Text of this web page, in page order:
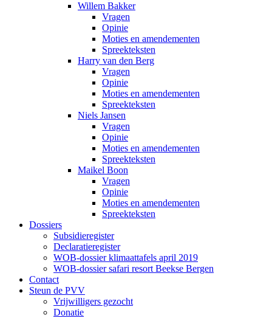
Willem Bakker
Vragen
Opinie
Moties en amendementen
Spreekteksten
Harry van den Berg
Vragen
Opinie
Moties en amendementen
Spreekteksten
Niels Jansen
Vragen
Opinie
Moties en amendementen
Spreekteksten
Maikel Boon
Vragen
Opinie
Moties en amendementen
Spreekteksten
Dossiers
Subsidieregister
Declaratieregister
WOB-dossier klimaattafels april 2019
WOB-dossier safari resort Beekse Bergen
Contact
Steun de PVV
Vrijwilligers gezocht
Donatie